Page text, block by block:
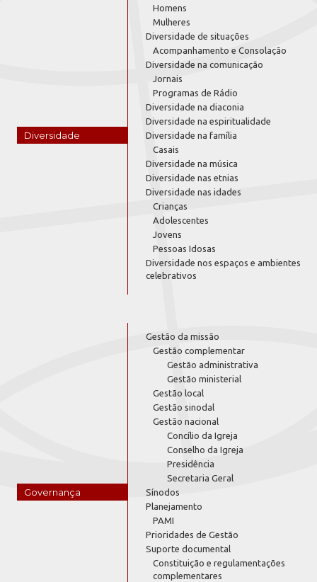
Diversidade
Homens
Mulheres
Diversidade de situações
Acompanhamento e Consolação
Diversidade na comunicação
Jornais
Programas de Rádio
Diversidade na diaconia
Diversidade na espiritualidade
Diversidade na família
Casais
Diversidade na música
Diversidade nas etnias
Diversidade nas idades
Crianças
Adolescentes
Jovens
Pessoas Idosas
Diversidade nos espaços e ambientes
celebrativos
Governança
Gestão da missão
Gestão complementar
Gestão administrativa
Gestão ministerial
Gestão local
Gestão sinodal
Gestão nacional
Concílio da Igreja
Conselho da Igreja
Presidência
Secretaria Geral
Sínodos
Planejamento
PAMI
Prioridades de Gestão
Suporte documental
Constituição e regulamentações
complementares